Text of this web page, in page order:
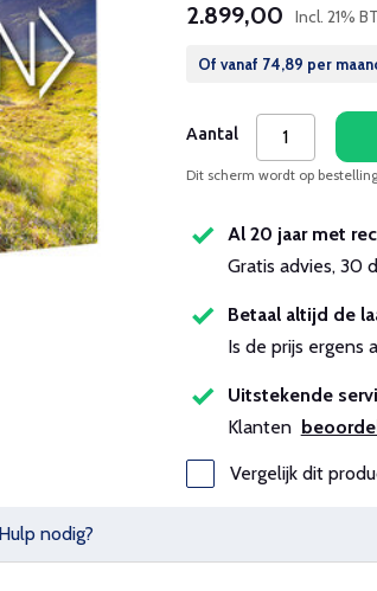
2.899,00 Incl. 21%
Of vanaf 74,89 per
Aantal
Dit scherm wordt op
Al 20 jaar met
Gratis advies, 30
Betaal altijd de
Is de prijs ergens
Uitstekende
Klanten
Vergelijk dit
Hulp nodig?